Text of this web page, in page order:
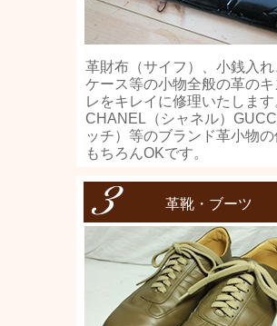
革財布（サイフ）、小銭入れ
ケース等の小物全般の革のキ
レをキレイに修理いたします
CHANEL（シャネル）
ッチ）等のブランド革小物の
もちろんOKです。
革靴・ブーツ